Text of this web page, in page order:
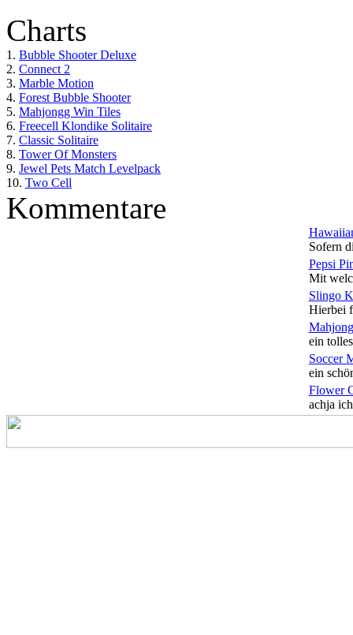
Charts
1. Bubble Shooter Deluxe
2. Connect 2
3. Marble Motion
4. Forest Bubble Shooter
5. Mahjongg Win Tiles
6. Freecell Klondike Solitaire
7. Classic Solitaire
8. Tower Of Monsters
9. Jewel Pets Match Levelpack
10. Two Cell
Kommentare
Sofern
Pepsi
Mit
Slingo
Hierbei
ein
Soccer
ein
Flower
achja